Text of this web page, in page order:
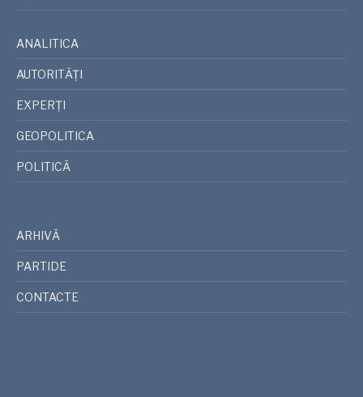
ANALITICA
AUTORITĂȚI
EXPERȚI
GEOPOLITICA
POLITICĂ
ARHIVĂ
PARTIDE
CONTACTE